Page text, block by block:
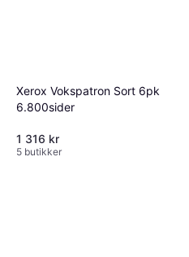
Xerox Vokspatron Sort 6pk
6.800sider
1 316 kr
5 butikker